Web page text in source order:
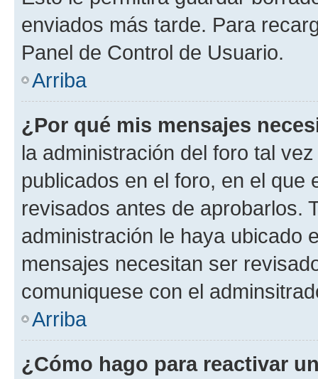
enviados más tarde. Para
Panel de Control de Usuario.
Arriba
¿Por qué mis mensajes
la administración del foro tal
publicados en el foro, en el
revisados antes de aprobarlos.
administración le haya ubicado
mensajes necesitan ser
comuniquese con el
Arriba
¿Cómo hago para reactivar